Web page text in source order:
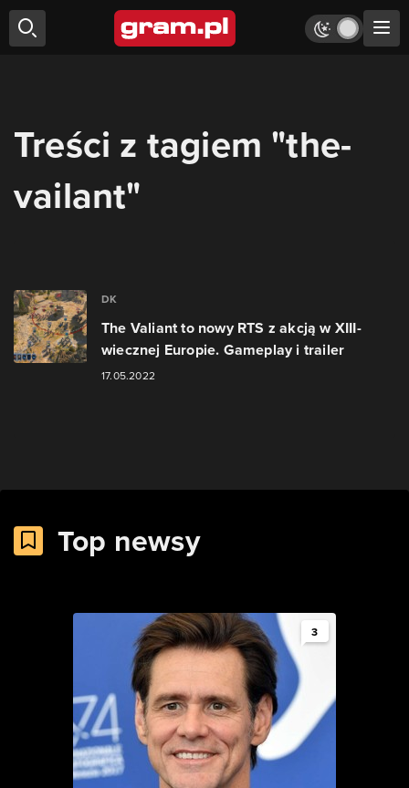
Treści z tagiem "the-
vailant"
DK
The Valiant to nowy RTS z akcją w XIII-
wiecznej Europie. Gameplay i trailer
17.05.2022
Top newsy
3